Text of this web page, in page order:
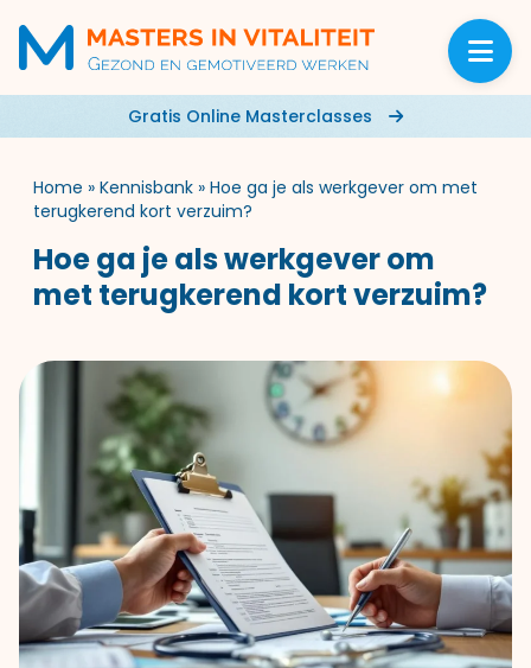
Gratis Online Masterclasses
Home » Kennisbank » Hoe ga je als werkgever om met
terugkerend kort verzuim?
Hoe ga je als werkgever om
met terugkerend kort verzuim?